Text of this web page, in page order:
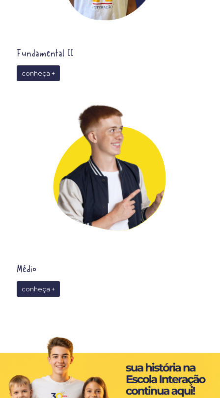
Fundamental II
conheça +
Médio
conheça +